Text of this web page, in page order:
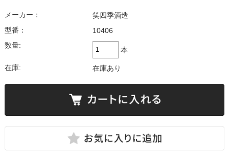
メーカー：
笑四季酒造
型番：
10406
数量:
本
在庫: 在庫あり